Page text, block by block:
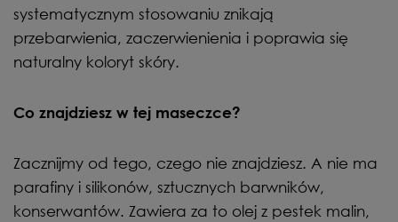
systematycznym stosowaniu znikają
przebarwienia, zaczerwienienia i poprawia się
naturalny koloryt skóry.
Co znajdziesz w tej maseczce?
Zacznijmy od tego, czego nie znajdziesz. A nie ma
parafiny i silikonów, sztucznych barwników,
konserwantów. Zawiera za to olej z pestek malin,